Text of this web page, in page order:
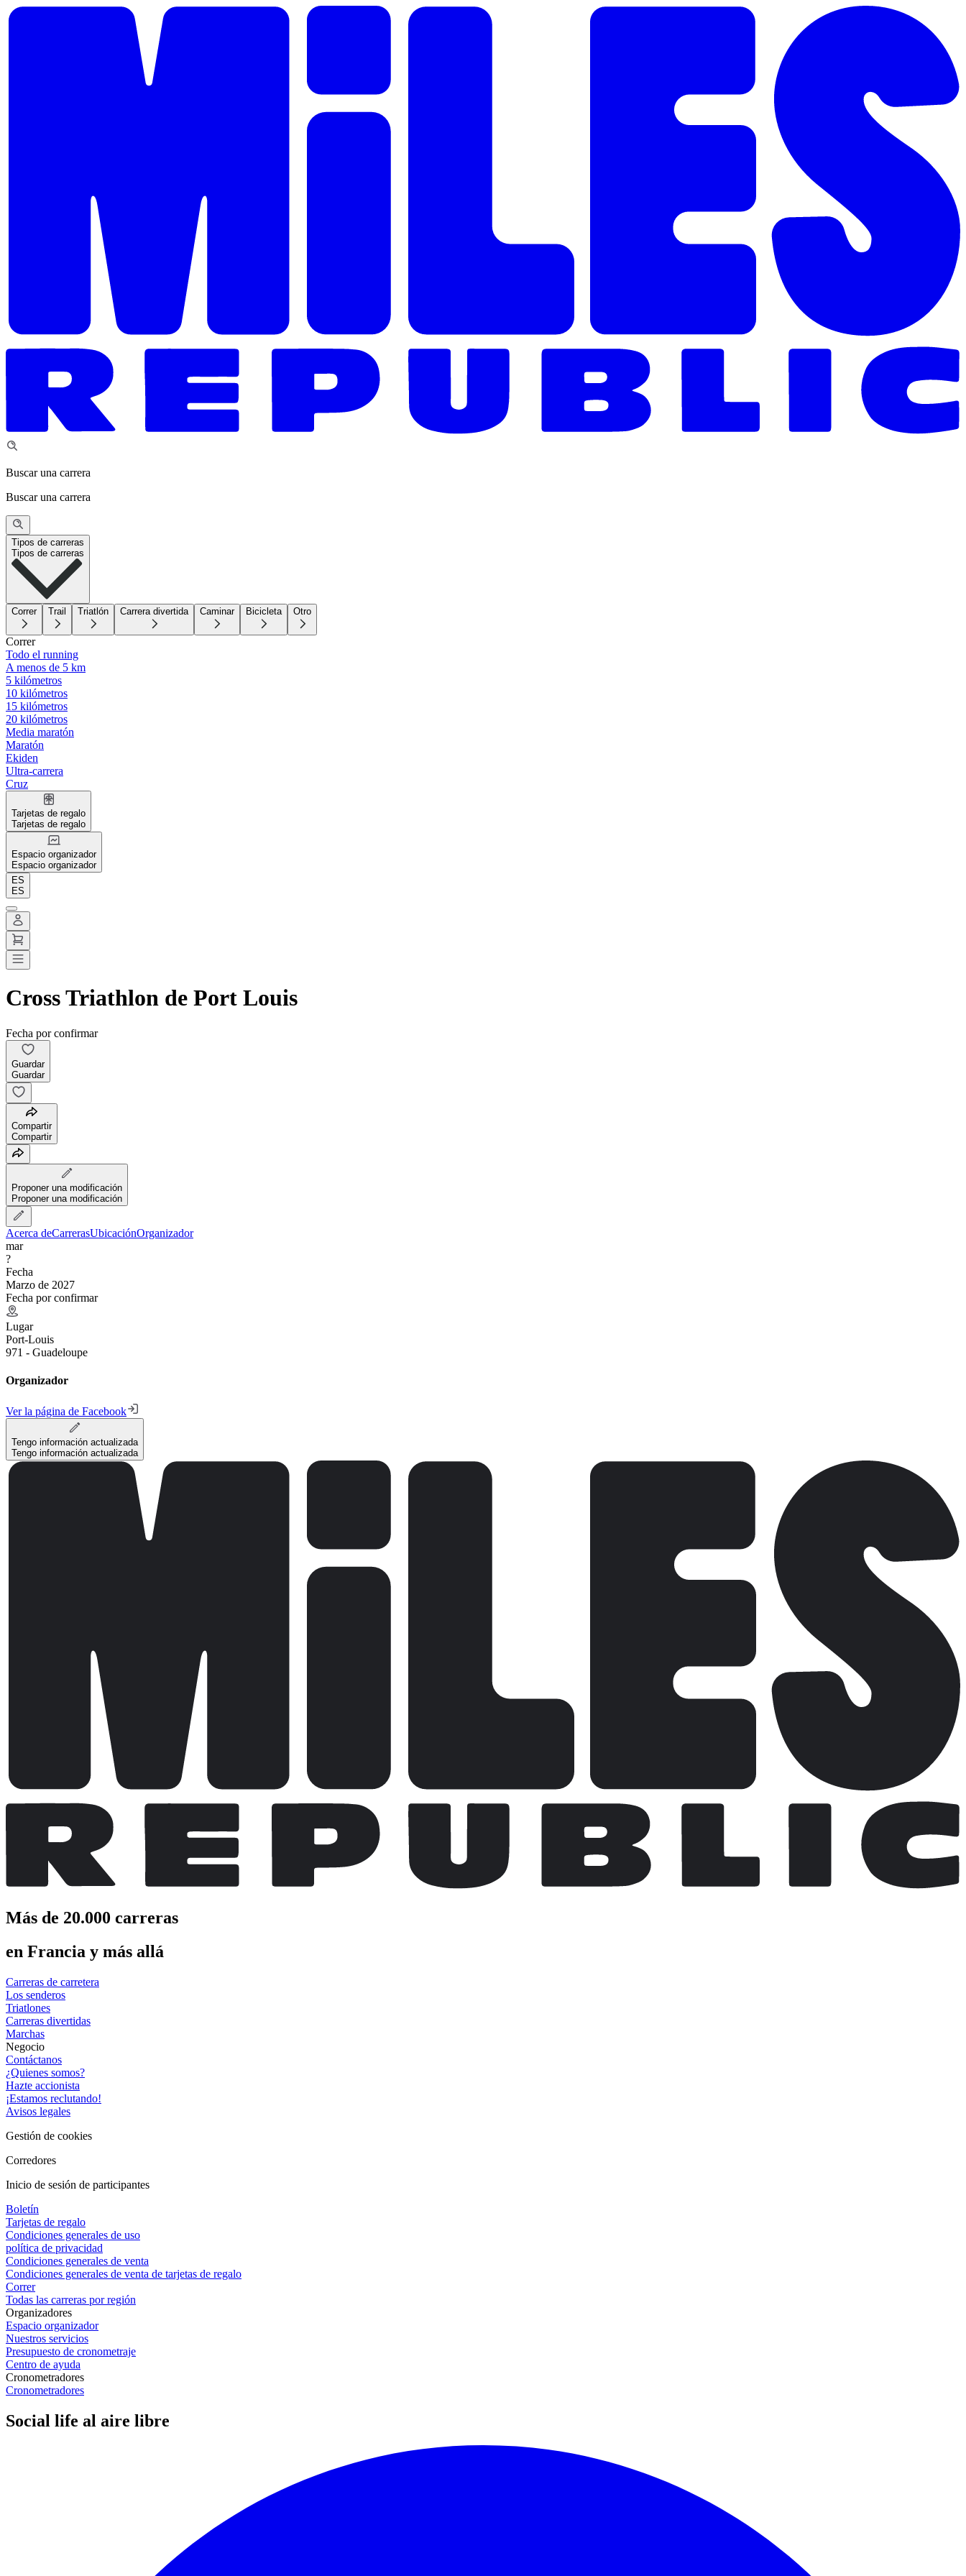
Buscar una carrera
Buscar una carrera
Tipos de carreras
Tipos de carreras
Correr Trail Triatlón Carrera divertida Caminar Bicicleta Otro
Correr
Todo el running
A menos de 5 km
5 kilómetros
10 kilómetros
15 kilómetros
20 kilómetros
Media maratón
Maratón
Ekiden
Ultra-carrera
Cruz
Tarjetas de regalo
Tarjetas de regalo
Espacio organizador
Espacio organizador
ES
ES
Cross Triathlon de Port Louis
Fecha por confirmar
Guardar
Guardar
Compartir
Compartir
Proponer una modificación
Proponer una modificación
Acerca deCarrerasUbicaciónOrganizador
mar
?
Fecha
Marzo de 2027
Fecha por confirmar
Lugar
Port-Louis
971 - Guadeloupe
Organizador
Ver la página de Facebook
Tengo información actualizada
Tengo información actualizada
Más de 20.000 carreras
en Francia y más allá
Carreras de carretera
Los senderos
Triatlones
Carreras divertidas
Marchas
Negocio
Contáctanos
¿Quienes somos?
Hazte accionista
¡Estamos reclutando!
Avisos legales
Gestión de cookies
Corredores
Inicio de sesión de participantes
Boletín
Tarjetas de regalo
Condiciones generales de uso
política de privacidad
Condiciones generales de venta
Condiciones generales de venta de tarjetas de regalo
Correr
Todas las carreras por región
Organizadores
Espacio organizador
Nuestros servicios
Presupuesto de cronometraje
Centro de ayuda
Cronometradores
Cronometradores
Social life al aire libre